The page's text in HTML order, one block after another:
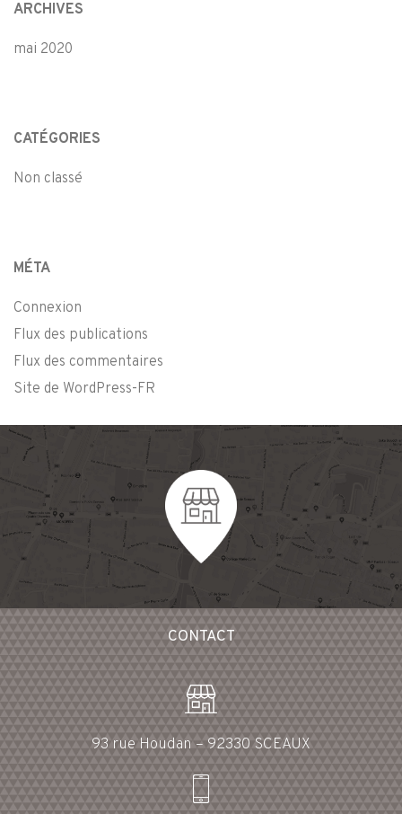
ARCHIVES
mai 2020
CATÉGORIES
Non classé
MÉTA
Connexion
Flux des publications
Flux des commentaires
Site de WordPress-FR
CONTACT
93 rue Houdan – 92330 SCEAUX